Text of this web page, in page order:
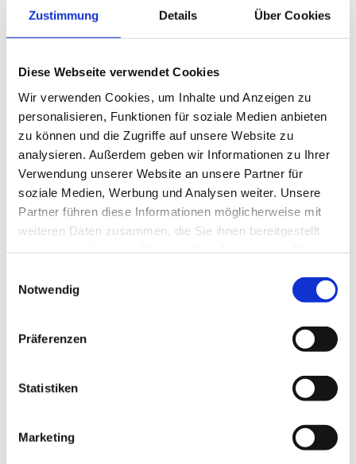
Zustimmung Details Über Cookies
Diese Webseite verwendet Cookies
Wir verwenden Cookies, um Inhalte und Anzeigen zu
personalisieren, Funktionen für soziale Medien anbieten
zu können und die Zugriffe auf unsere Website zu
analysieren. Außerdem geben wir Informationen zu Ihrer
Verwendung unserer Website an unsere Partner für
soziale Medien, Werbung und Analysen weiter. Unsere
Partner führen diese Informationen möglicherweise mit
weiteren Daten zusammen, die Sie ihnen bereitgestellt
Notwendig
Präferenzen
Statistiken
Marketing
Verkehrsstrafrecht
Fahrerlaubnisrecht
Fuhrparkmanagement